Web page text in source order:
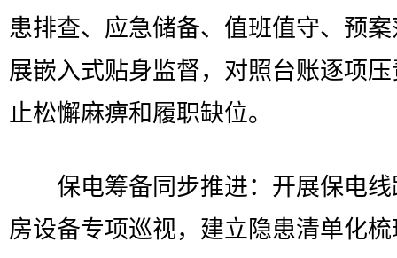
患排查、应急储备、值班值守、预
展嵌入式贴身监督，对照台账逐项
止松懈麻痹和履职缺位。
保电筹备同步推进：开展保电线
房设备专项巡视，建立隐患清单化